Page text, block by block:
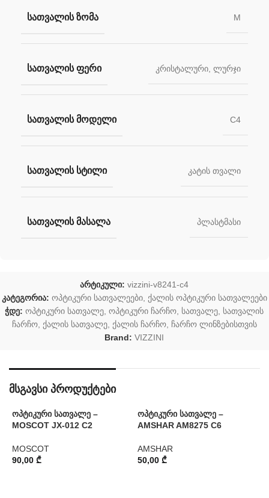
ᲡᲐᲗᲕᲐᲚᲘᲡ ᲖᲝᲛᲐ M
ᲡᲐᲗᲕᲐᲚᲘᲡ ᲤᲔᲠᲘ კრისტალური, ლურჯი
ᲡᲐᲗᲕᲐᲚᲘᲡ ᲛᲝᲓᲔᲚᲘ C4
ᲡᲐᲗᲕᲐᲚᲘᲡ ᲡᲢᲘᲚᲘ კატის თვალი
ᲡᲐᲗᲕᲐᲚᲘᲡ ᲛᲐᲡᲐᲚᲐ პლასტმასი
არტიკული:vizzini-v8241-c4
კატეგორია: ოპტიკური სათვალეები, ქალის ოპტიკური სათვალეები
ჭდე: ოპტიკური სათვალე, ოპტიკური ჩარჩო, სათვალე, სათვალის
ჩარჩო, ქალის სათვალე, ქალის ჩარჩო, ჩარჩო ლინზებისთვის
Brand:VIZZINI
მსგავსი პროდუქტები
ოპტიკური სათვალე –
MOSCOT JX-012 C2
MOSCOT
90,00 ₾
ოპტიკური სათვალე –
AMSHAR AM8275 C6
AMSHAR
50,00 ₾